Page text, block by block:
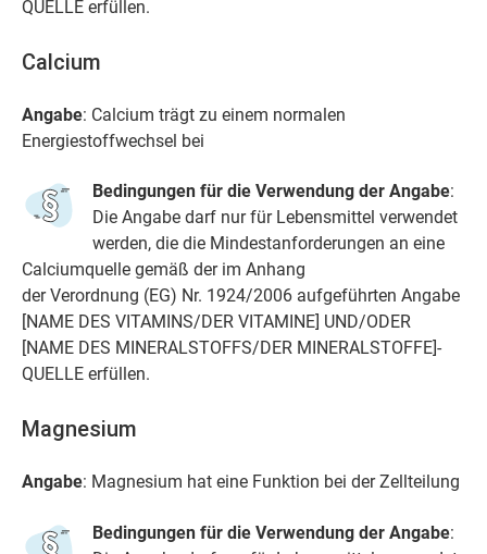
QUELLE erfüllen.
Calcium
Angabe: Calcium trägt zu einem normalen
Energiestoffwechsel bei
Bedingungen für die Verwendung der Angabe:
Die Angabe darf nur für Lebensmittel verwendet
werden, die die Mindestanforderungen an eine
Calciumquelle gemäß der im Anhang
der Verordnung (EG) Nr. 1924/2006 aufgeführten Angabe
[NAME DES VITAMINS/DER VITAMINE] UND/ODER
[NAME DES MINERALSTOFFS/DER MINERALSTOFFE]-
QUELLE erfüllen.
Magnesium
Angabe: Magnesium hat eine Funktion bei der Zellteilung
Bedingungen für die Verwendung der Angabe: